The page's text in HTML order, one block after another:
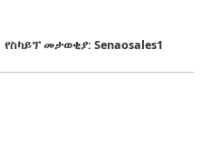
የስካይፕ መታወቂያ: Senaosales1